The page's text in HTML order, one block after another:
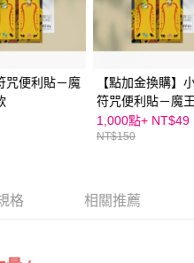
訊註冊。若發現惡意使用之情形，
之使用額度並採取法律行動。
咒便利貼－魔
【點加金換購】
符咒便利貼－魔
款
1,000點+ NT$49
NT$150
格 相關推薦